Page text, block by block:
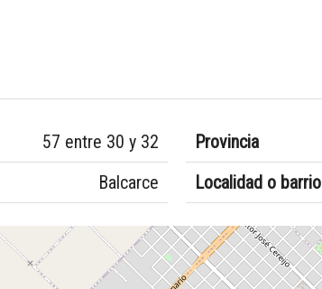
57 entre 30 y 32
Balcarce
Provincia
Localidad o barrio